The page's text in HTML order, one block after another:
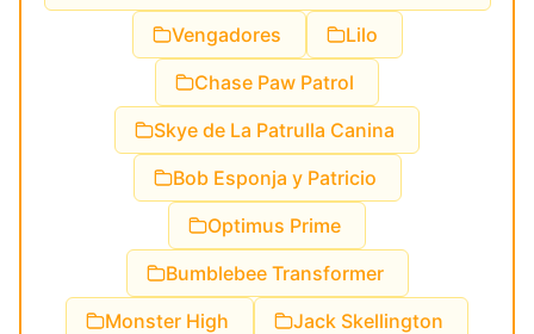
Vengadores
Lilo
Chase Paw Patrol
Skye de La Patrulla Canina
Bob Esponja y Patricio
Optimus Prime
Bumblebee Transformer
Monster High
Jack Skellington